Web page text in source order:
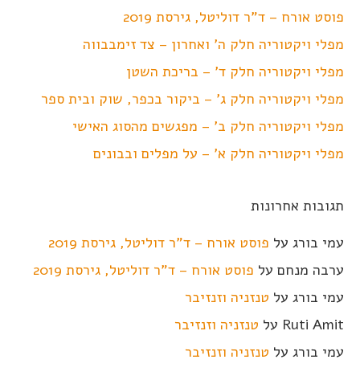
פוסט אורח – ד"ר דוליטל, גירסת 2019
מפלי ויקטוריה חלק ה' ואחרון – צד זימבבווה
מפלי ויקטוריה חלק ד' – בריכת השטן
מפלי ויקטוריה חלק ג' – ביקור בכפר, שוק ובית ספר
מפלי ויקטוריה חלק ב' – מפגשים מהסוג האישי
מפלי ויקטוריה חלק א' – על מפלים ובבונים
תגובות אחרונות
עמי בורג על פוסט אורח – ד"ר דוליטל, גירסת 2019
ערבה מנחם על פוסט אורח – ד"ר דוליטל, גירסת 2019
עמי בורג על טנזניה וזנזיבר
Ruti Amit על טנזניה וזנזיבר
עמי בורג על טנזניה וזנזיבר